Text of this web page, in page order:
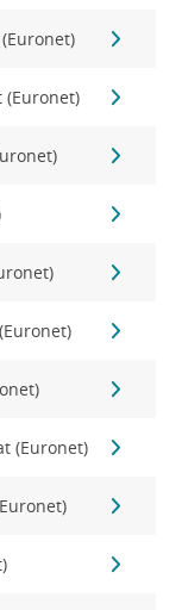
(Euronet)
(Euronet)